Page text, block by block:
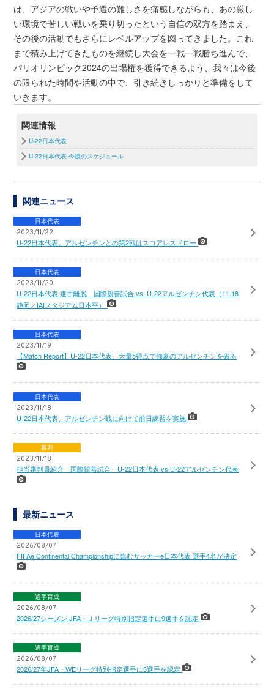
は、アジアの戦いや予選の難しさを痛感しながらも、あの厳し
い環境で苦しい戦いを乗り切ったという自信の双方を踏まえ、
その後の活動でもさらにレベルアップを図ってきました。これ
まで積み上げてきたものを継続し大会を一戦一戦勝ち進んで、
パリオリンピック2024の出場権を獲得できるよう、我々は今後
の限られた時間や活動の中で、引き続きしっかりと準備をして
いきます。
関連情報
U-22日本代表
U-22日本代表 今後のスケジュール
関連ニュース
日本代表
2023/11/22
U-22日本代表、アルゼンチンとの第2戦はスコアレスドロー
日本代表
2023/11/20
U-22日本代表 選手離脱 国際親善試合 vs. U-22アルゼンチン代表（11.18
静岡／IAIスタジアム日本平）
日本代表
2023/11/19
【Match Report】U-22日本代表、大量5得点で強豪のアルゼンチンを破る
日本代表
2023/11/18
U-22日本代表、アルゼンチン戦に向けて前日練習を実施
審判
2023/11/18
担当審判員紹介 国際親善試合 U-22日本代表 vs U-22アルゼンチン代表
最新ニュース
日本代表
2026/08/07
FIFAe Continental Championshipに臨むサッカーe日本代表 選手4名が決定
選手育成
2026/08/07
2026/27シーズン JFA・Ｊリーグ特別指定選手に9選手を認定
選手育成
2026/08/07
2026/27年JFA・WEリーグ特別指定選手に3選手を認定